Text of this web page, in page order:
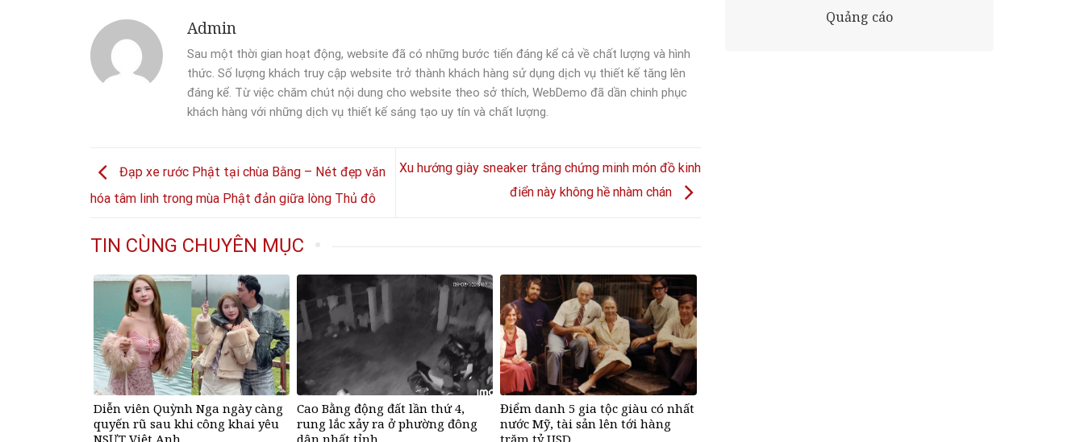
Admin
Sau một thời gian hoạt động, website đã có những bước tiến đáng kể cả về chất lượng và hình
thức. Số lượng khách truy cập website trở thành khách hàng sử dụng dịch vụ thiết kế tăng lên
đáng kể. Từ việc chăm chút nội dung cho website theo sở thích, WebDemo đã dần chinh phục
khách hàng với những dịch vụ thiết kế sáng tạo uy tín và chất lượng.
Đạp xe rước Phật tại chùa Bằng – Nét đẹp văn
hóa tâm linh trong mùa Phật đản giữa lòng Thủ đô
Xu hướng giày sneaker trắng chứng minh món đồ kinh
điển này không hề nhàm chán
TIN CÙNG CHUYÊN MỤC
Diễn viên Quỳnh Nga ngày càng
quyến rũ sau khi công khai yêu
NSƯT Việt Anh
Cao Bằng động đất lần thứ 4,
rung lắc xảy ra ở phường đông
dân nhất tỉnh
Điểm danh 5 gia tộc giàu có nhất
nước Mỹ, tài sản lên tới hàng
trăm tỷ USD
Quảng cáo